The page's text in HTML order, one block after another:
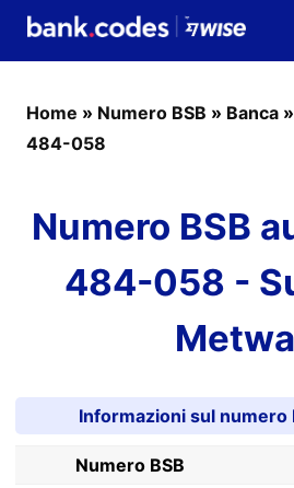
Home » Numero BSB » Banca »
484-058
Numero BSB
484-058 -
Informazioni sul
Numero BSB